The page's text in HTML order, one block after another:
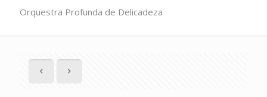
Orquestra Profunda de Delicadeza